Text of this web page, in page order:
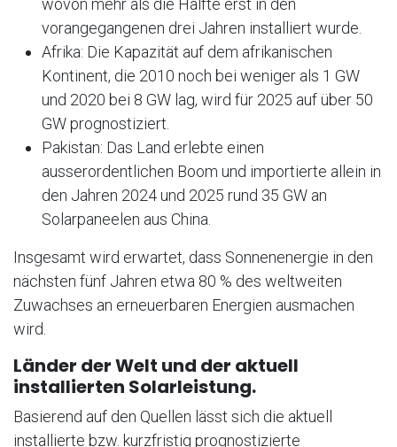
wovon mehr als die Hälfte erst in den
vorangegangenen drei Jahren installiert wurde.
Afrika: Die Kapazität auf dem afrikanischen
Kontinent, die 2010 noch bei weniger als 1 GW
und 2020 bei 8 GW lag, wird für 2025 auf über 50
GW prognostiziert.
Pakistan: Das Land erlebte einen
ausserordentlichen Boom und importierte allein in
den Jahren 2024 und 2025 rund 35 GW an
Solarpaneelen aus China.
Insgesamt wird erwartet, dass Sonnenenergie in den
nächsten fünf Jahren etwa 80 % des weltweiten
Zuwachses an erneuerbaren Energien ausmachen
wird.
Länder der Welt und der aktuell
installierten Solarleistung.
Basierend auf den Quellen lässt sich die aktuell
installierte bzw. kurzfristig prognostizierte